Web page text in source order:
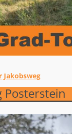
Jakobsweg